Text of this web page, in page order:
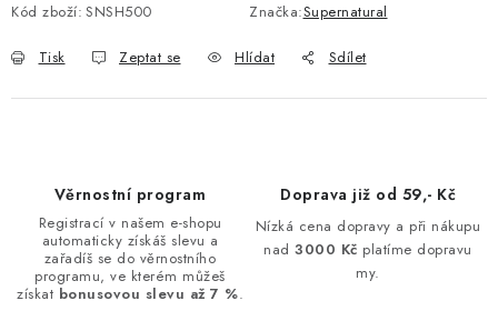
Kód zboží: SNSH500 Značka:Supernatural
Tisk Zeptat se Hlídat Sdílet
Věrnostní program
Registrací v našem e-shopu
automaticky získáš slevu a
zařadíš se do věrnostního
programu, ve kterém můžeš
získat bonusovou slevu až 7 %.
Doprava již od 59,- Kč
Nízká cena dopravy a při nákupu
nad3000 Kč platíme dopravu
my.